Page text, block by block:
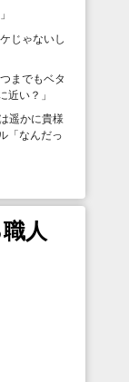
」
じゃないし
までもベタ
近い？ 」
遥かに貴様
「なんだっ
人